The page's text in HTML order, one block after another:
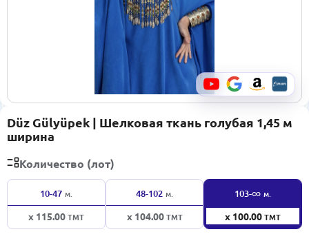
Düz Gülyüpek | Шелковая ткань голубая 1,45 м
ширина
Количество (лот)
10-47 м.
x 115.00ТМТ
48-102 м.
x 104.00ТМТ
103-∞ м.
x 100.00ТМТ